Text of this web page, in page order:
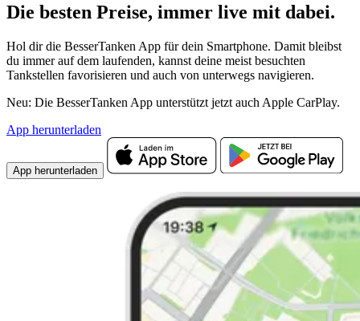
Die besten Preise, immer live mit dabei.
Hol dir die BesserTanken App für dein Smartphone. Damit bleibst
du immer auf dem laufenden, kannst deine meist besuchten
Tankstellen favorisieren und auch von unterwegs navigieren.
Neu: Die BesserTanken App unterstützt jetzt auch Apple CarPlay.
App herunterladen
App herunterladen